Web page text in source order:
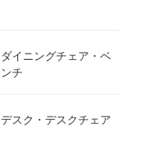
ダイニングチェア・ベ
ンチ
デスク・デスクチェア